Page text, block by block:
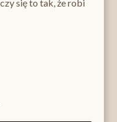
się to tak, że robi